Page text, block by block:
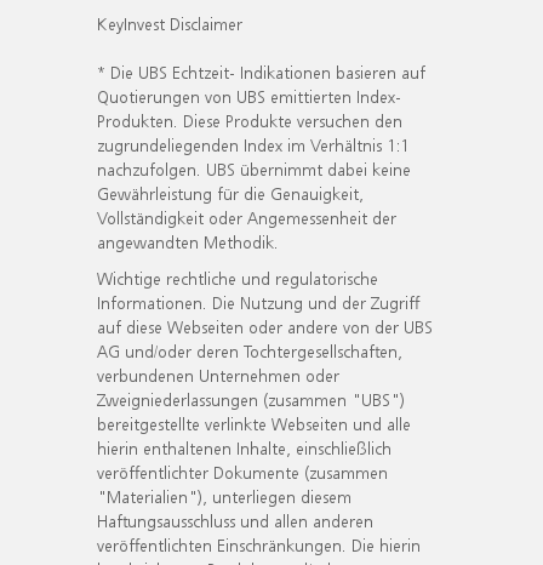
KeyInvest Disclaimer
* Die UBS Echtzeit- Indikationen basieren auf
Quotierungen von UBS emittierten Index-
Produkten. Diese Produkte versuchen den
zugrundeliegenden Index im Verhältnis 1:1
nachzufolgen. UBS übernimmt dabei keine
Gewährleistung für die Genauigkeit,
Vollständigkeit oder Angemessenheit der
angewandten Methodik.
Wichtige rechtliche und regulatorische
Informationen. Die Nutzung und der Zugriff
auf diese Webseiten oder andere von der UBS
AG und/oder deren Tochtergesellschaften,
verbundenen Unternehmen oder
Zweigniederlassungen (zusammen "UBS")
bereitgestellte verlinkte Webseiten und alle
hierin enthaltenen Inhalte, einschließlich
veröffentlichter Dokumente (zusammen
"Materialien"), unterliegen diesem
Haftungsausschluss und allen anderen
veröffentlichten Einschränkungen. Die hierin